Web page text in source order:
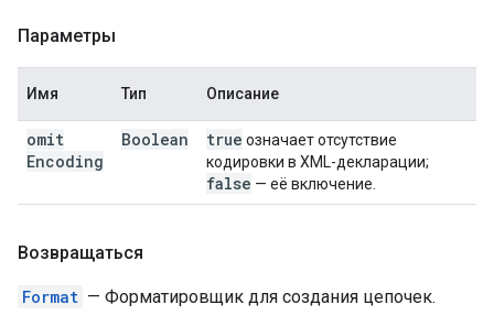
Параметры
Имя Тип Описание
omit
Encoding
Boolean true означает отсутствие
кодировки в XML-декларации;
false — её включение.
Возвращаться
Format — Форматировщик для создания цепочек.